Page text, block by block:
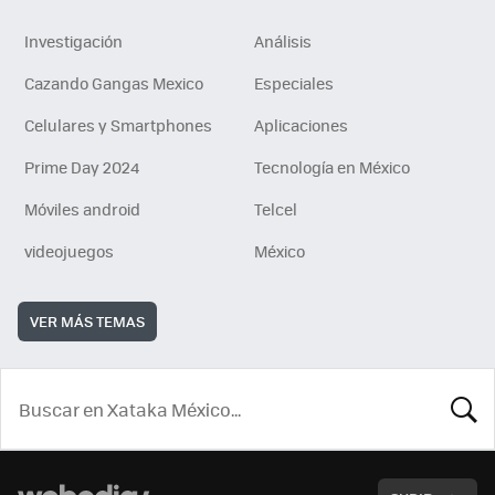
Investigación
Análisis
Cazando Gangas Mexico
Especiales
Celulares y Smartphones
Aplicaciones
Prime Day 2024
Tecnología en México
Móviles android
Telcel
videojuegos
México
VER MÁS TEMAS